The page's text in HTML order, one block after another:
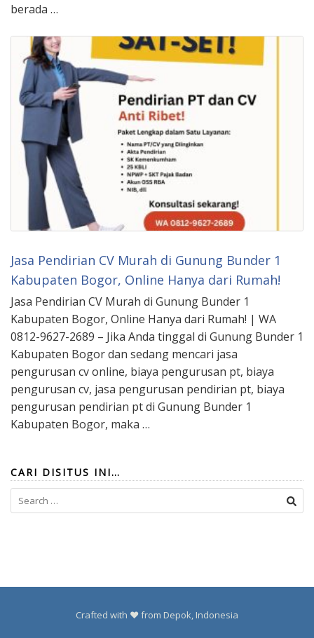
berada …
Jasa Pendirian CV Murah di Gunung Bunder 1
Kabupaten Bogor, Online Hanya dari Rumah!
Jasa Pendirian CV Murah di Gunung Bunder 1
Kabupaten Bogor, Online Hanya dari Rumah! | WA
0812-9627-2689 – Jika Anda tinggal di Gunung Bunder 1
Kabupaten Bogor dan sedang mencari jasa
pengurusan cv online, biaya pengurusan pt, biaya
pengurusan cv, jasa pengurusan pendirian pt, biaya
pengurusan pendirian pt di Gunung Bunder 1
Kabupaten Bogor, maka …
CARI DISITUS INI…
Search
for:
Crafted with ❤️ from Depok, Indonesia